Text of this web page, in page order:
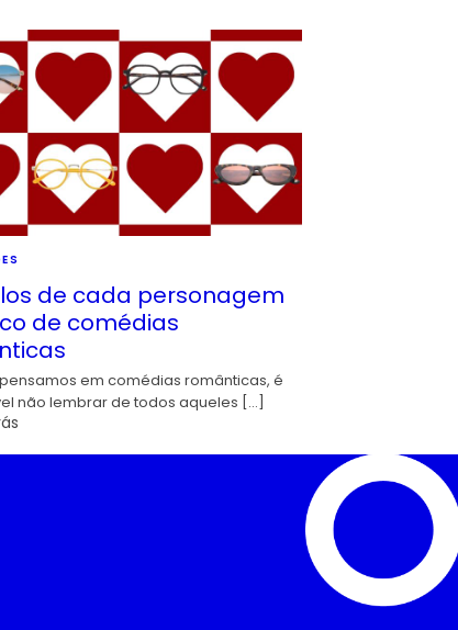
de cada personagem
de comédias
em comédias românticas, é
não lembrar de todos aqueles […]